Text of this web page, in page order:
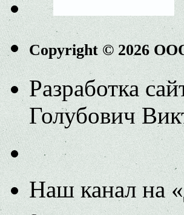
Copyright © 2026
Разработка
Голубович
Наш канал на